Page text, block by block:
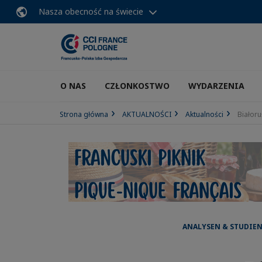
Nasza obecność na świecie
O NAS CZŁONKOSTWO WYDARZENIA
Strona główna AKTUALNOŚCI Aktualności
ANALYSEN &